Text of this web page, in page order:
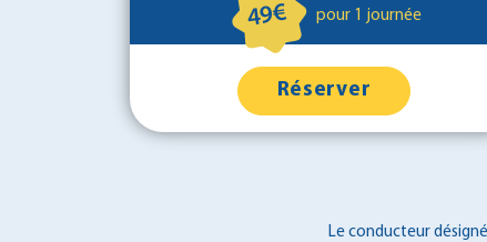
49€ pour 1 journée
Réserver
Le conducteur